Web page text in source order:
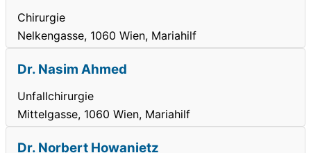
Chirurgie
Nelkengasse, 1060 Wien, Mariahilf
Dr. Nasim Ahmed
Unfallchirurgie
Mittelgasse, 1060 Wien, Mariahilf
Dr. Norbert Howanietz